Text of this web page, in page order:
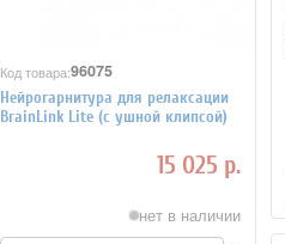
Код товара:96075
Нейрогарнитура для релаксации
BrainLink Lite (с ушной клипсой)
15 025 р.
нет в наличии